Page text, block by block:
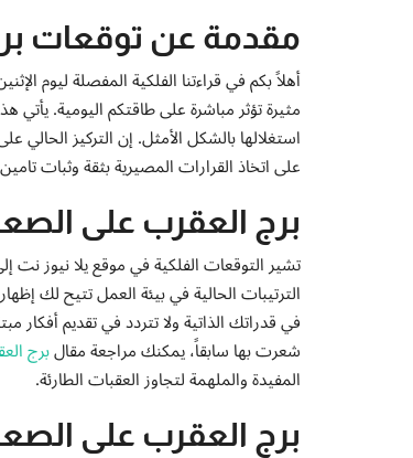
مقدمة عن توقعات
مثيرة تؤثر مباشرة على طاقتكم اليومية. يأتي
استغلالها بالشكل الأمثل. إن التركيز الحالي
على اتخاذ القرارات المصيرية بثقة وثبات
برج العقرب على
تشير التوقعات الفلكية في موقع يلا نيوز نت
الترتيبات الحالية في بيئة العمل تتيح لك
في قدراتك الذاتية ولا تتردد في تقديم أفكار
شعرت بها سابقاً، يمكنك مراجعة مقالبرج العقرب اليوم
المفيدة والملهمة لتجاوز العقبات الطارئة.
برج العقرب على